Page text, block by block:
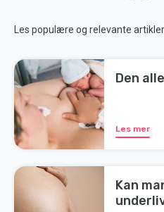
Les populære og relevante
Den
Les mer
Kan